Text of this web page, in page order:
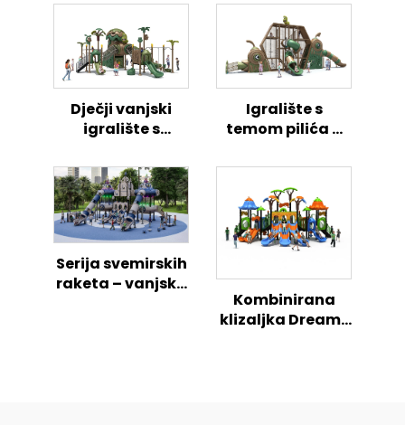
Dječji vanjski
igralište s
Igralište s
temom pilića –
aktivnosti za
djecu
Serija svemirskih
raketa – vanjsko
Kombinirana
klizaljka Dreams